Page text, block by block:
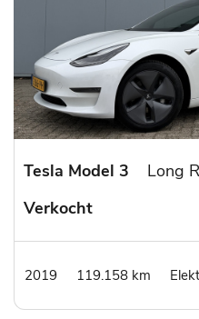
Tesla Model 3
Long
Verkocht
2019 119.158 km